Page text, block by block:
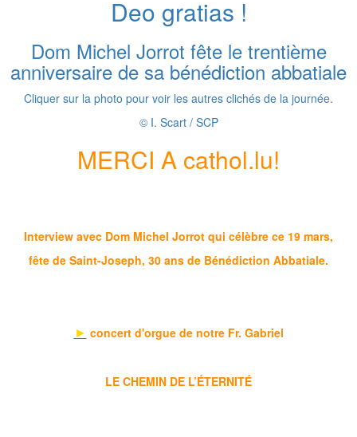
Deo gratias !
Dom Michel Jorrot fête le trentième
anniversaire de sa bénédiction abbatiale
Cliquer sur la photo pour voir les autres clichés de la journée.
© I. Scart / SCP
MERCI A cathol.lu!
Interview avec Dom Michel Jorrot qui célèbre ce 19 mars,
fête de Saint-Joseph, 30 ans de Bénédiction Abbatiale.
► concert d'orgue de notre Fr. Gabriel
LE CHEMIN DE L’ÉTERNITÉ